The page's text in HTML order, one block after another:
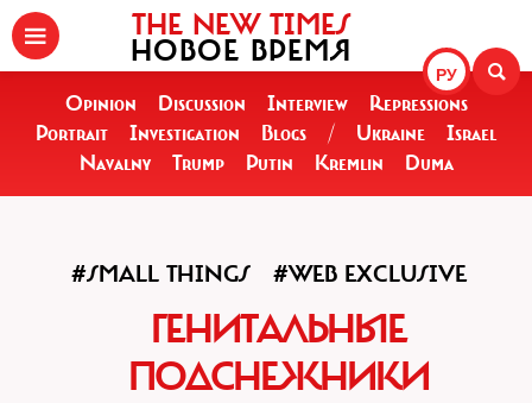
РУ
THE NEW TIMES
НОВОЕ ВРЕМЯ
Opinion Discussion Interview
Repressions
Portrait
Investigation Blogs / Ukraine
Israel
Navalny
Trump Putin Kremlin Duma
#SMALL THINGS #WEB EXCLUSIVE
ГЕНИТАЛЬНЫЕ
ПОДСНЕЖНИКИ